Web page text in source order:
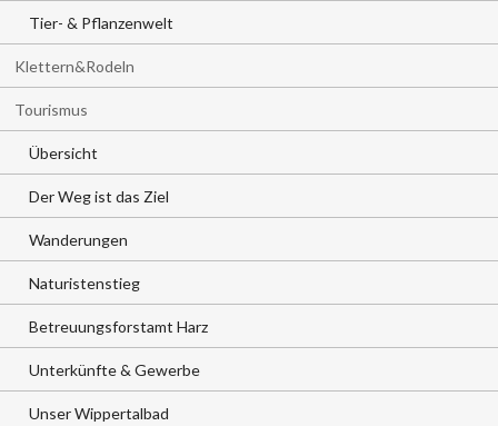
Tier- & Pflanzenwelt
Klettern&Rodeln
Tourismus
Übersicht
Der Weg ist das Ziel
Wanderungen
Naturistenstieg
Betreuungsforstamt Harz
Unterkünfte & Gewerbe
Unser Wippertalbad